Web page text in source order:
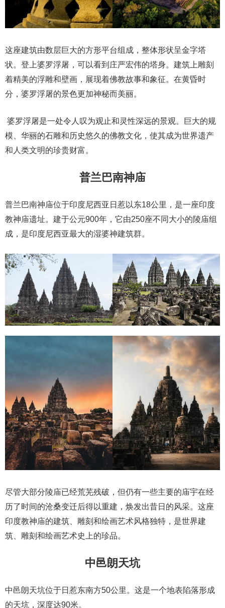
这座建筑由数层巨大的方形平台组成，整体形状呈金字塔
状。登上婆罗浮屠，可以看到庄严宏伟的塔身。建筑上雕刻
着精美的浮雕和壁画，展现着佛教故事和象征。在黄昏时
分，婆罗浮屠的景色更加神秘而美丽。
婆罗浮屠是一处令人叹为观止和灵性深远的景观。巨大的规
模、华丽的石雕和历史悠久的佛教文化，使其成为世界遗产
和人类文明的珍贵财富。
普兰巴南神庙
普兰巴南神庙位于印度尼西亚日惹以东18公里，是一座印度
教神庙遗址。建于公元900年，它由250座不同大小的陵庙组
成，是印度尼西亚最大的湿婆神建筑群。
尽管大部分陵庙已经荒芜残破，但仍有一些主要的庙宇在经
历了时间的沧桑变迁后得以重建，焕发出昔日的风采。这座
印度教神庙的建筑、雕刻和绘画艺术风格独特，是世界建
筑、雕刻和绘画艺术史上的珍品。
中邑朗天坑
中邑朗天坑位于日惹东南方50公里。这是一个地表陷落形成
的天坑，深度达90米。